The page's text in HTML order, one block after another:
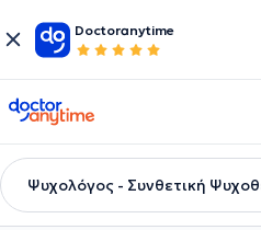
Doctoranytime
doctoranytime
Ψυχολόγος - Συνθετική